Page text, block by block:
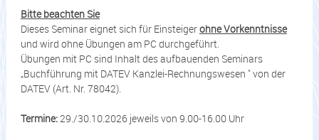
Bitte beachten Sie
Dieses Seminar eignet sich für Einsteigerohne Vorkenntnisse
und wird ohne Übungen am PC durchgeführt.
Übungen mit PC sind Inhalt des aufbauenden Seminars
„Buchführung mit DATEV Kanzlei-Rechnungswesen " von der
DATEV (Art. Nr. 78042).
Termine:29./30.10.2026 jeweils von 9.00-16.00 Uhr